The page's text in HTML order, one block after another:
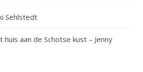
Sehlstedt
huis aan de Schotse kust – Jenny